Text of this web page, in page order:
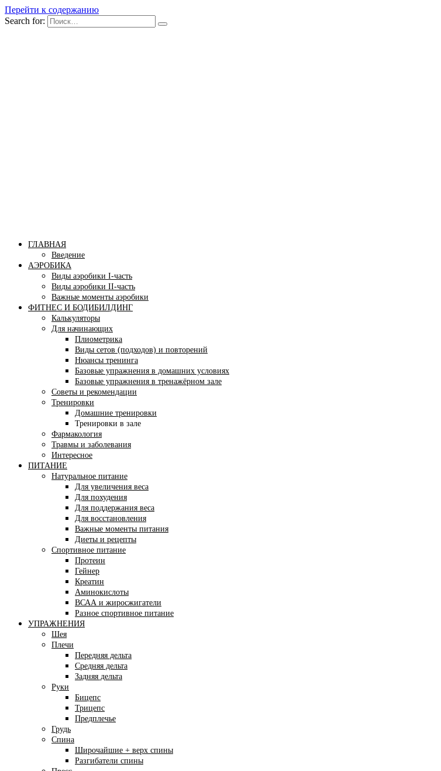
Перейти к содержанию
Search for:
ГЛАВНАЯ
Введение
АЭРОБИКА
Виды аэробики І-часть
Виды аэробики ІІ-часть
Важные моменты аэробики
ФИТНЕС И БОДИБИЛДИНГ
Калькуляторы
Для начинающих
Плиометрика
Виды сетов (подходов) и повторений
Нюансы тренинга
Базовые упражнения в домашних условиях
Базовые упражнения в тренажёрном зале
Советы и рекомендации
Тренировки
Домашние тренировки
Тренировки в зале
Фармакология
Травмы и заболевания
Интересное
ПИТАНИЕ
Натуральное питание
Для увеличения веса
Для похудения
Для поддержания веса
Для восстановления
Важные моменты питания
Диеты и рецепты
Спортивное питание
Протеин
Гейнер
Креатин
Аминокислоты
ВСАА и жиросжигатели
Разное спортивное питание
УПРАЖНЕНИЯ
Шея
Плечи
Передняя дельта
Средняя дельта
Задняя дельта
Руки
Бицепс
Трицепс
Предплечье
Грудь
Спина
Широчайшие + верх спины
Разгибатели спины